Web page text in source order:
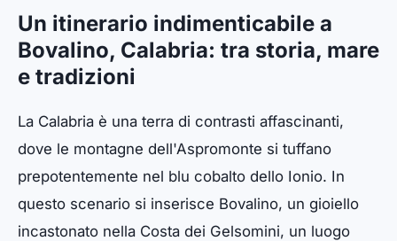
Un itinerario indimenticabile a
Bovalino, Calabria: tra storia, mare
e tradizioni
La Calabria è una terra di contrasti affascinanti,
dove le montagne dell'Aspromonte si tuffano
prepotentemente nel blu cobalto dello Ionio. In
questo scenario si inserisce Bovalino, un gioiello
incastonato nella Costa dei Gelsomini, un luogo